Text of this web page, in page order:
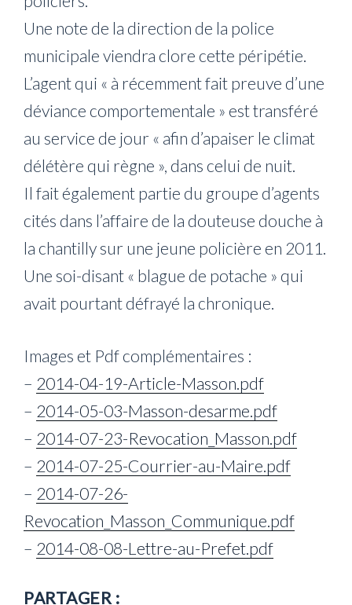
Une note de la direction de la police
municipale viendra clore cette péripétie.
L’agent qui « à récemment fait preuve d’une
déviance comportementale » est transféré
au service de jour « afin d’apaiser le climat
délétère qui règne », dans celui de nuit.
Il fait également partie du groupe d’agents
cités dans l’affaire de la douteuse douche à
la chantilly sur une jeune policière en 2011.
Une soi-disant « blague de potache » qui
avait pourtant défrayé la chronique.
Images et Pdf complémentaires :
– 2014-04-19-Article-Masson.pdf
– 2014-05-03-Masson-desarme.pdf
– 2014-07-23-Revocation_Masson.pdf
– 2014-07-25-Courrier-au-Maire.pdf
– 2014-07-26-
Revocation_Masson_Communique.pdf
– 2014-08-08-Lettre-au-Prefet.pdf
PARTAGER :